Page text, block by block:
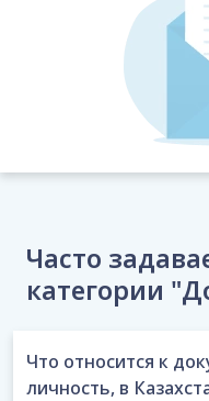
Часто
категории
Что относится к
личность, в